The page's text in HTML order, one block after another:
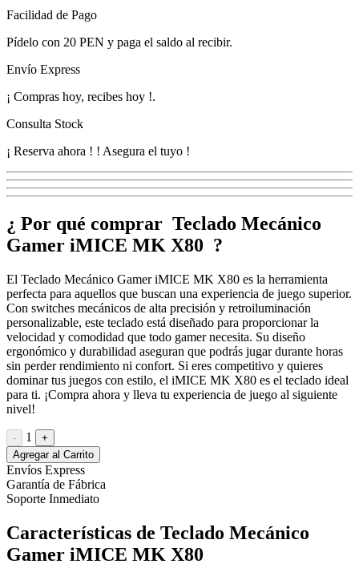
Facilidad de Pago
Pídelo con 20 PEN y paga el saldo al recibir.
Envío Express
¡ Compras hoy, recibes hoy !.
Consulta Stock
¡ Reserva ahora ! ! Asegura el tuyo !
¿ Por qué comprar Teclado Mecánico
Gamer iMICE MK X80 ?
El Teclado Mecánico Gamer iMICE MK X80 es la herramienta
perfecta para aquellos que buscan una experiencia de juego superior.
Con switches mecánicos de alta precisión y retroiluminación
personalizable, este teclado está diseñado para proporcionar la
velocidad y comodidad que todo gamer necesita. Su diseño
ergonómico y durabilidad aseguran que podrás jugar durante horas
sin perder rendimiento ni confort. Si eres competitivo y quieres
dominar tus juegos con estilo, el iMICE MK X80 es el teclado ideal
para ti. ¡Compra ahora y lleva tu experiencia de juego al siguiente
nivel!
- 1
+
Agregar al Carrito
Envíos Express
Garantía de Fábrica
Soporte Inmediato
Características de Teclado Mecánico
Gamer iMICE MK X80